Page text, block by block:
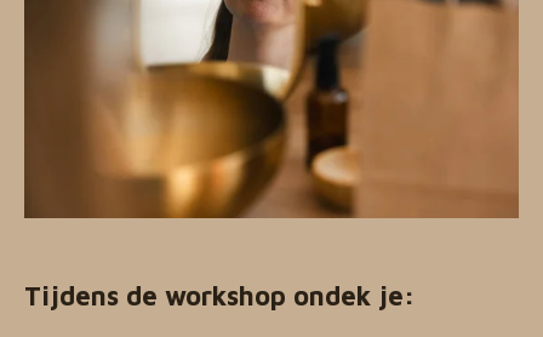
Tijdens de workshop ondek je: